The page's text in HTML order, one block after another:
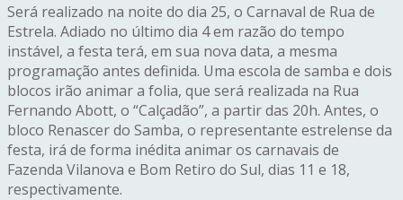
Será realizado na noite do dia 25, o Carnaval de Rua de
Estrela. Adiado no último dia 4 em razão do tempo
instável, a festa terá, em sua nova data, a mesma
programação antes definida. Uma escola de samba e dois
blocos irão animar a folia, que será realizada na Rua
Fernando Abott, o “Calçadão”, a partir das 20h. Antes, o
bloco Renascer do Samba, o representante estrelense da
festa, irá de forma inédita animar os carnavais de
Fazenda Vilanova e Bom Retiro do Sul, dias 11 e 18,
respectivamente.